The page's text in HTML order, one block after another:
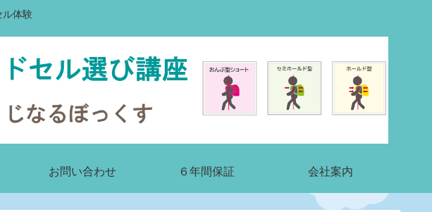
体験
お問い合わせ ６年間保証 会社案内